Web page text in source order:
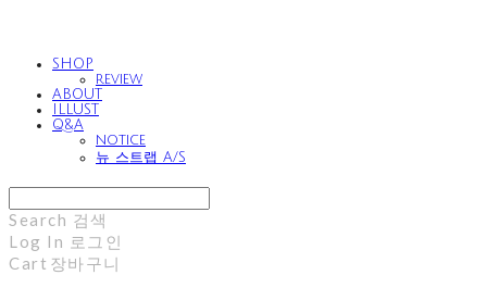
SHOP
review
ABOUT
ILLUST
Q&A
notice
뉴 스트랩 A/S
Search 검색
Log In 로그인
Cart 장바구니